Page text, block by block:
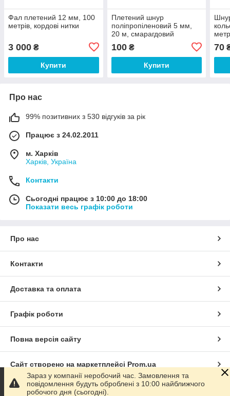
Фал плетений 12 мм, 100
метрів, кордові нитки
3 000 ₴
Купити
Плетений шнур
поліпропіленовий 5 мм,
20 м, смарагдовий
100₴
Купити
70
Про нас
99% позитивних з 530 відгуків за рік
Працює з 24.02.2011
м. Харків
Харків, Україна
Контакти
Сьогодні працює з 10:00 до 18:00
Показати весь графік роботи
Про нас
Контакти
Доставка та оплата
Графік роботи
Повна версія сайту
Сайт створено на маркетплейсі Prom.ua
Політика конфіденційності
Зараз у компанії неробочий час. Замовлення та
повідомлення будуть оброблені з 10:00 найближчого
робочого дня (сьогодні).